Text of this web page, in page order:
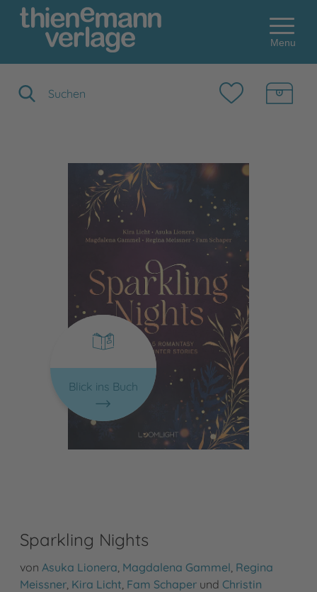
Menu
Blick ins Buch
Sparkling Nights
von Asuka Lionera Magdalena Gammel Regina
Meissner Kira Licht Fam Schaper und Christin